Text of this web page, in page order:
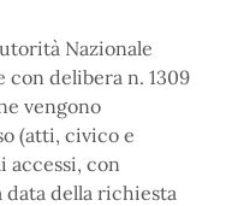
Nazionale
con delibera n. 1309
vengono
(atti, civico e
accessi, con
data della richiesta